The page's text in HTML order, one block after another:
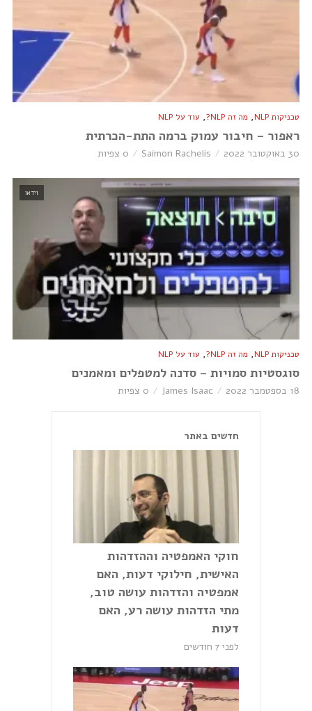
טכניקות NLP , מה זה NLP? , עוד על NLP
ראפור – חיבור עמוק ברמה התת-הכרתית
30 באוקטובר 2022 Saimon Rachelis 0 צפיות
וידאו
טכניקות NLP , מה זה NLP? , עוד על NLP
סוגסטיות סמויות – סדנה למטפלים ומאמנים
18 בספטמבר 2022 James Isaac 0 צפיות
חדשים באתר
חוקי האמפטיה וההזדהות
האישית, חילוקי דעות, האם
אמפטיה והזדהות עושה טוב,
מתי הזדהות עושה רע, האם
דעות
לפני 7 חודשים